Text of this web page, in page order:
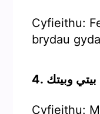
Cyfieithu:
brydau
Cyfieithu: